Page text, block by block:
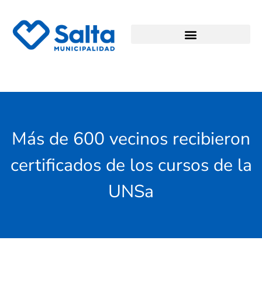
Más de 600 vecinos recibieron
certificados de los cursos de la
UNSa